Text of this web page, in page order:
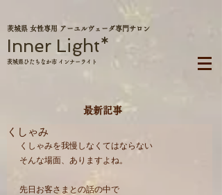
茨城県 女性専用 アーユルヴェーダ専門サロン
Inner Light*
茨城県ひたちなか市 インナーライト
最新記事
くしゃみ
くしゃみを我慢しなくてはならない
そんな場面、ありますよね。
先日お客さまとの話の中で